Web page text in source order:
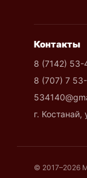
Контакты
8 (7142) 53-
8 (707) 7
г. Костанай,
© 2017–2026